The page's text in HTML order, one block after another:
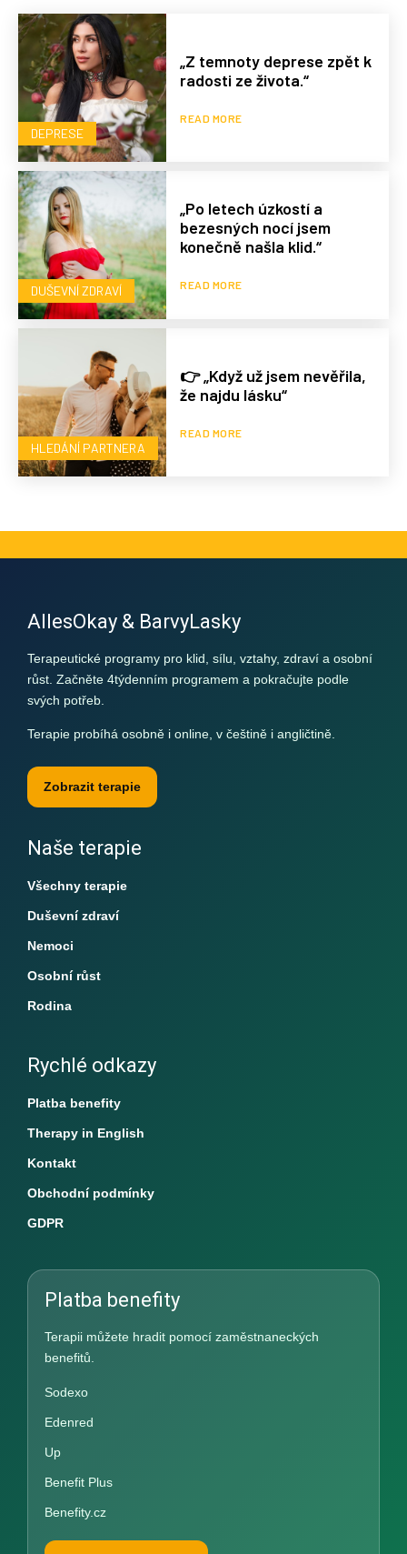
DEPRESE
„Z temnoty deprese zpět k
radosti ze života.“
READ MORE
DUŠEVNÍ ZDRAVÍ
„Po letech úzkostí a
bezesných nocí jsem
konečně našla klid.“
READ MORE
HLEDÁNÍ PARTNERA
👉 „Když už jsem nevěřila,
že najdu lásku“
READ MORE
AllesOkay & BarvyLasky
Terapeutické programy pro klid, sílu, vztahy, zdraví a osobní
růst. Začněte 4týdenním programem a pokračujte podle
svých potřeb.
Terapie probíhá osobně i online, v češtině i angličtině.
Zobrazit terapie
Naše terapie
Všechny terapie
Duševní zdraví
Nemoci
Osobní růst
Rodina
Rychlé odkazy
Platba benefity
Therapy in English
Kontakt
Obchodní podmínky
GDPR
Platba benefity
Terapii můžete hradit pomocí zaměstnaneckých
benefitů.
Sodexo
Edenred
Up
Benefit Plus
Benefity.cz